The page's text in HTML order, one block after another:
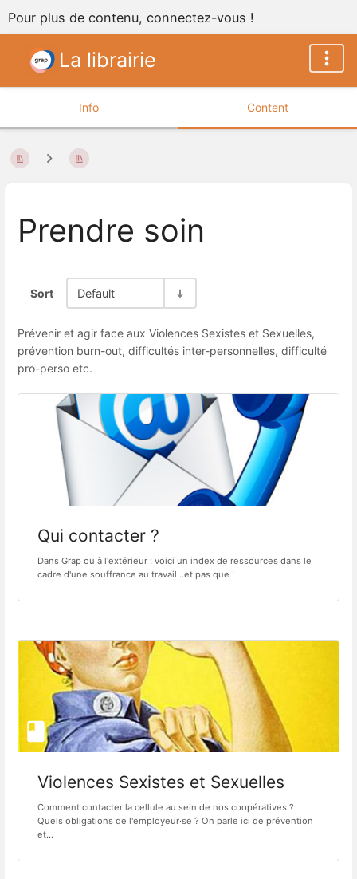
Pour plus de contenu, connectez-vous !
La librairie
Info Content
Prendre soin
Sort Default
Prévenir et agir face aux Violences Sexistes et Sexuelles,
prévention burn-out, difficultés inter-personnelles, difficulté
pro-perso etc.
Qui contacter ?
Dans Grap ou à l'extérieur : voici un index de ressources dans le
cadre d'une souffrance au travail...et pas que !
Violences Sexistes et Sexuelles
Comment contacter la cellule au sein de nos coopératives ?
Quels obligations de l'employeur·se ? On parle ici de prévention
et...